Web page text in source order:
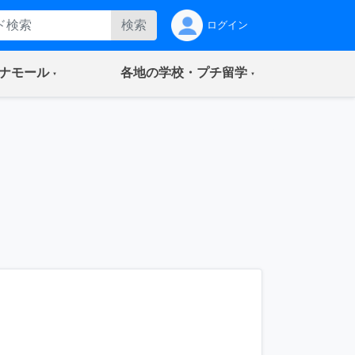
検索 ログイン
モール(current) 各地の学校・プチ留学(current)